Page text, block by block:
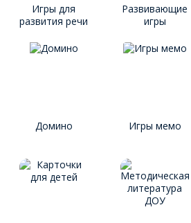
Игры для
развития речи
Развивающие
игры
Домино Игры мемо